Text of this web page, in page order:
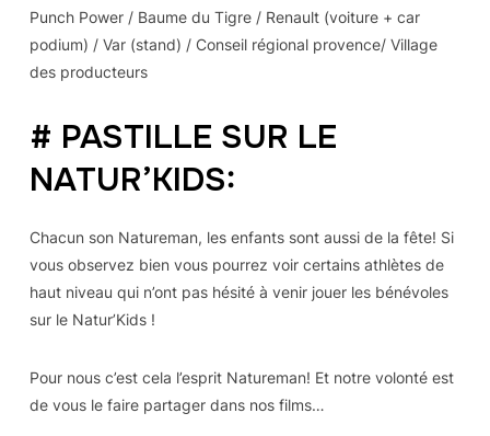
Punch Power / Baume du Tigre / Renault (voiture + car
podium) / Var (stand) / Conseil régional provence/ Village
des producteurs
# PASTILLE SUR LE
NATUR’KIDS:
Chacun son Natureman, les enfants sont aussi de la fête! Si
vous observez bien vous pourrez voir certains athlètes de
haut niveau qui n’ont pas hésité à venir jouer les bénévoles
sur le Natur’Kids !
Pour nous c’est cela l’esprit Natureman! Et notre volonté est
de vous le faire partager dans nos films…